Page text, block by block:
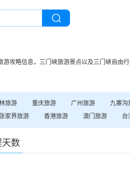
游攻略信息， 三门峡旅游景点以及三门峡自由
旅游 重庆旅游 广州旅游 九寨沟
张家界旅游 香港旅游 澳门 旅游 台
数